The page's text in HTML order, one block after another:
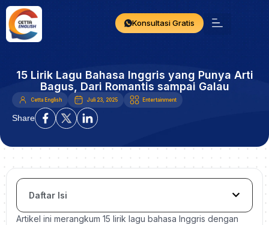
Konsultasi Gratis
15 Lirik Lagu Bahasa Inggris yang Punya Arti
Bagus, Dari Romantis sampai Galau
Cetta English Juli 23, 2025 Entertainment
Share
Daftar Isi
Artikel ini merangkum 15 lirik lagu bahasa Inggris dengan